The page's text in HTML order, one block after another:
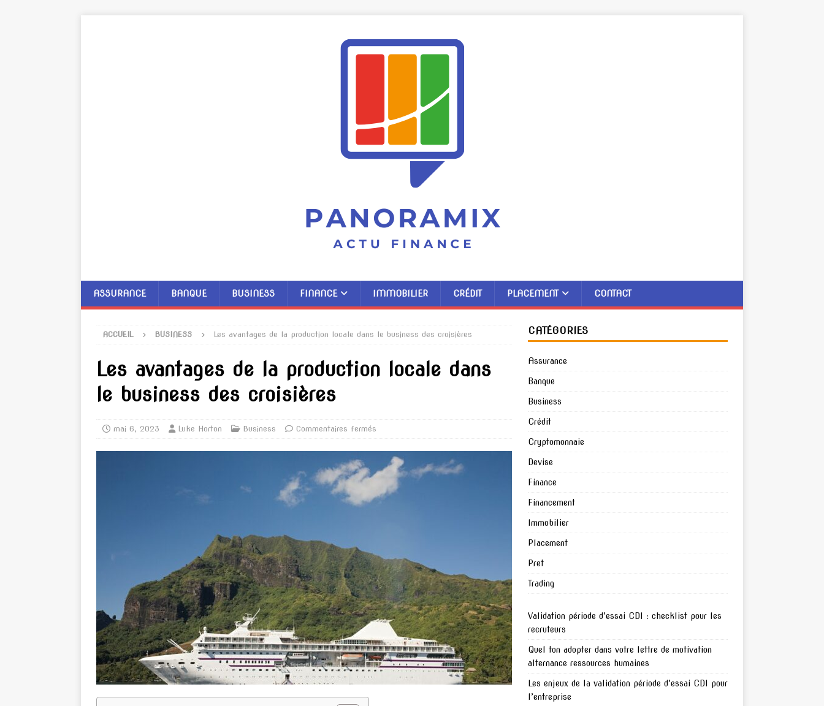
ASSURANCE BANQUE BUSINESS FINANCE IMMOBILIER CRÉDIT PLACEMENT CONTACT
ACCUEIL BUSINESS Les avantages de la production locale dans le business des croisières
Les avantages de la production locale dans
le business des croisières
mai 6, 2023 Luke Horton Business Commentaires fermés
CATÉGORIES
Assurance
Banque
Business
Crédit
Cryptomonnaie
Devise
Finance
Financement
Immobilier
Placement
Pret
Trading
Validation période d’essai CDI : checklist pour les
recruteurs
Quel ton adopter dans votre lettre de motivation
alternance ressources humaines
Les enjeux de la validation période d’essai CDI pour
l’entreprise